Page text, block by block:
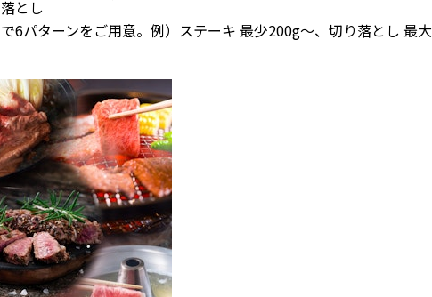
とし
6パターンをご用意。例）ステーキ 最少200g～、切り落とし 最大